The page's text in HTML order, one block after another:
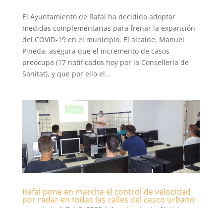
El Ayuntamiento de Rafal ha decidido adoptar
medidas complementarias para frenar la expansión
del COVID-19 en el municipio. El alcalde, Manuel
Pineda, asegura que el incremento de casos
preocupa (17 notificados hoy por la Conselleria de
Sanitat), y que por ello el...
Rafal pone en marcha el control de velocidad
por radar en todas las calles del casco urbano